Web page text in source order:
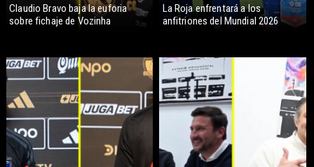
Claudio Bravo baja la euforia
sobre fichaje de Vozinha
La Roja enfrentará a los
anfitriones del Mundial 2026